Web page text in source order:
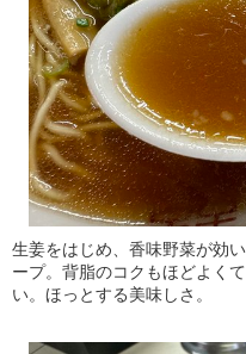
生姜をはじめ、香味野菜が効
ープ。背脂のコクもほどよく
い。ほっとする美味しさ。